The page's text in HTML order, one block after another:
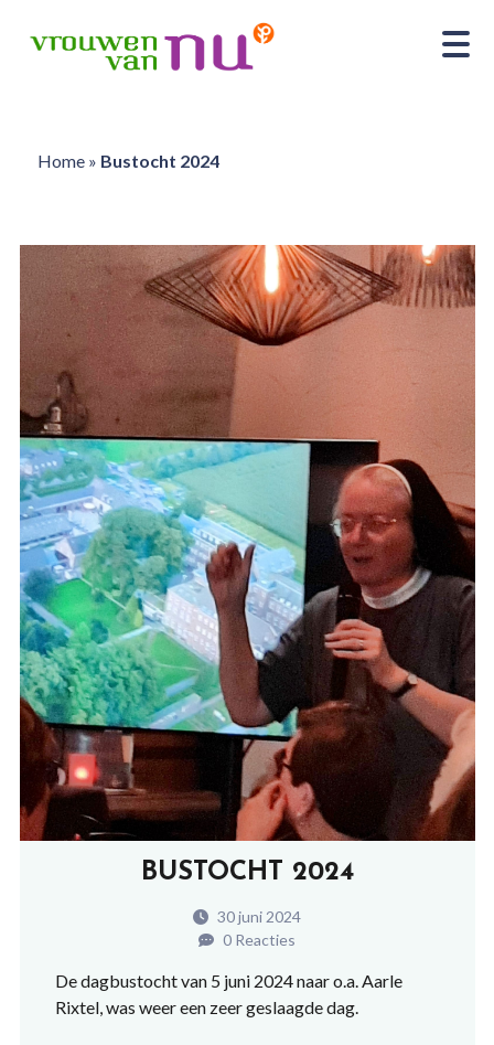
Home» Bustocht 2024
BUSTOCHT 2024
30 juni 2024
0 Reacties
De dagbustocht van 5 juni 2024 naar o.a. Aarle
Rixtel, was weer een zeer geslaagde dag.